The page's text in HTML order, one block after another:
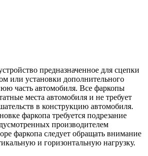
предназначенное для сцепки
или установки дополнительного
часть автомобиля. Все фаркопы
места автомобиля и не требует
в конструкцию автомобиля.
фаркопа требуется подрезание
производителем
фаркопа следует обращать внимание
и горизонтальную нагрузку.